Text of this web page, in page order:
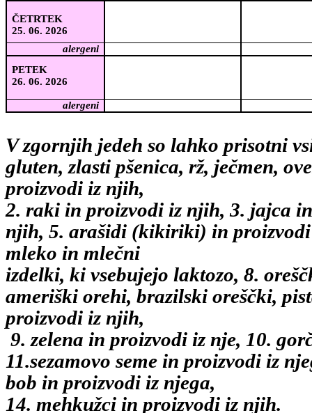
ČETRTEK
25. 06. 2026
alergeni
PETEK
26. 06. 2026
alergeni
V zgornjih jedeh so lahko prisotni
gluten, zlasti pšenica, rž, ječmen,
proizvodi iz njih,
2. raki in proizvodi iz njih, 3. jajca
njih, 5. arašidi (kikiriki) in proizvodi
mleko in mlečni
izdelki, ki vsebujejo laktozo, 8.
ameriški orehi, brazilski oreščki,
proizvodi iz njih,
9. zelena in proizvodi iz nje, 10.
11.sezamovo seme in proizvodi iz
bob in proizvodi iz njega,
14. mehkužci in proizvodi iz njih.